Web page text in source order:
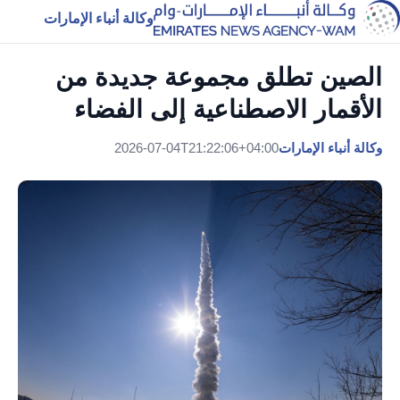
وكالة أنباء الإمارات
الصين تطلق مجموعة جديدة من
الأقمار الاصطناعية إلى الفضاء
وكالة أنباء الإمارات2026-07-04T21:22:06+04:00